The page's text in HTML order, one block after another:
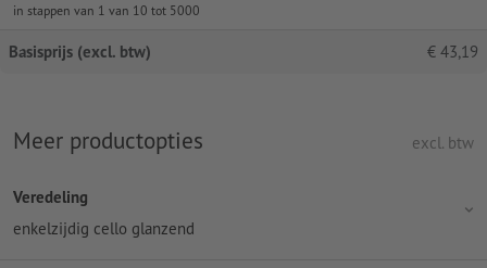
in stappen van 1 van 10 tot 5000
Basisprijs (excl. btw) € 43,19
Meer productopties excl. btw
Veredeling
enkelzijdig cello glanzend